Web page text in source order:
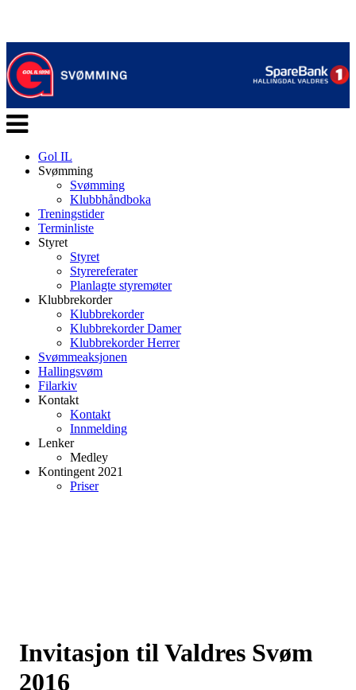
Veksle
navigasjon
Gol IL
Svømming
Svømming
Klubbhåndboka
Treningstider
Terminliste
Styret
Styret
Styrereferater
Planlagte styremøter
Klubbrekorder
Klubbrekorder
Klubbrekorder Damer
Klubbrekorder Herrer
Svømmeaksjonen
Hallingsvøm
Filarkiv
Kontakt
Kontakt
Innmelding
Lenker
Medley
Kontingent 2021
Priser
Invitasjon til Valdres Svøm
2016